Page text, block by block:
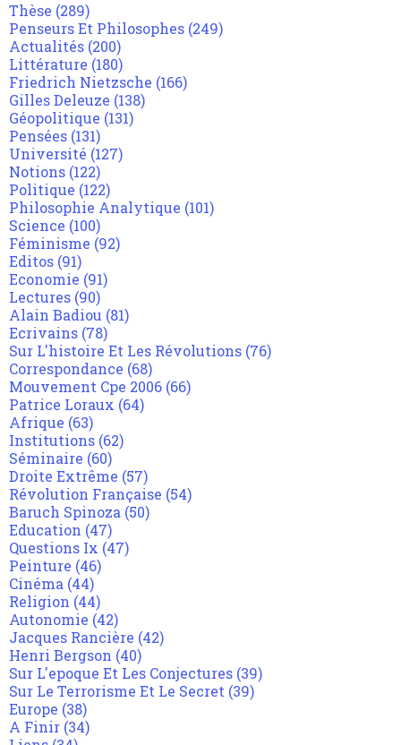
Thèse (289)
Penseurs Et Philosophes (249)
Actualités (200)
Littérature (180)
Friedrich Nietzsche (166)
Gilles Deleuze (138)
Géopolitique (131)
Pensées (131)
Université (127)
Notions (122)
Politique (122)
Philosophie Analytique (101)
Science (100)
Féminisme (92)
Editos (91)
Economie (91)
Lectures (90)
Alain Badiou (81)
Ecrivains (78)
Sur L'histoire Et Les Révolutions (76)
Correspondance (68)
Mouvement Cpe 2006 (66)
Patrice Loraux (64)
Afrique (63)
Institutions (62)
Séminaire (60)
Droite Extrême (57)
Révolution Française (54)
Baruch Spinoza (50)
Education (47)
Questions Ix (47)
Peinture (46)
Cinéma (44)
Religion (44)
Autonomie (42)
Jacques Rancière (42)
Henri Bergson (40)
Sur L'epoque Et Les Conjectures (39)
Sur Le Terrorisme Et Le Secret (39)
Europe (38)
A Finir (34)